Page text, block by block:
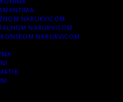
NARUKVICOM
NARUKVICOM
NARUKVICOM